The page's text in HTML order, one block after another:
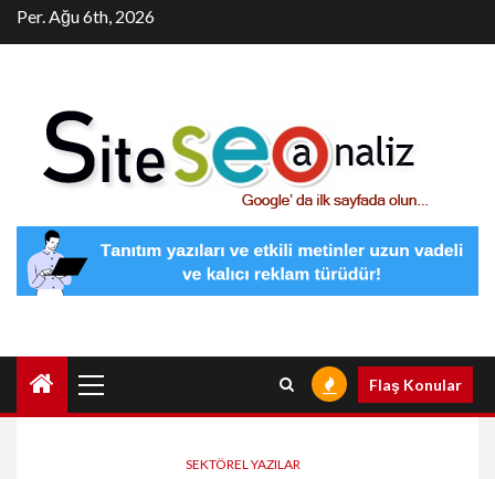
Skip
to
Per. Ağu 6th, 2026
Menu
Flaş Konular
SEKTÖREL YAZILAR